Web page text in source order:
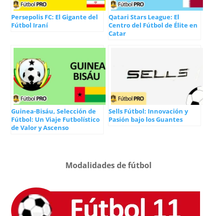
Persepolis FC: El Gigante del
Fútbol Iraní
Qatari Stars League: El
Centro del Fútbol de Élite en
Catar
Guinea-Bisáu, Selección de
Fútbol: Un Viaje Futbolístico
de Valor y Ascenso
Sells Fútbol: Innovación y
Pasión bajo los Guantes
Modalidades de fútbol